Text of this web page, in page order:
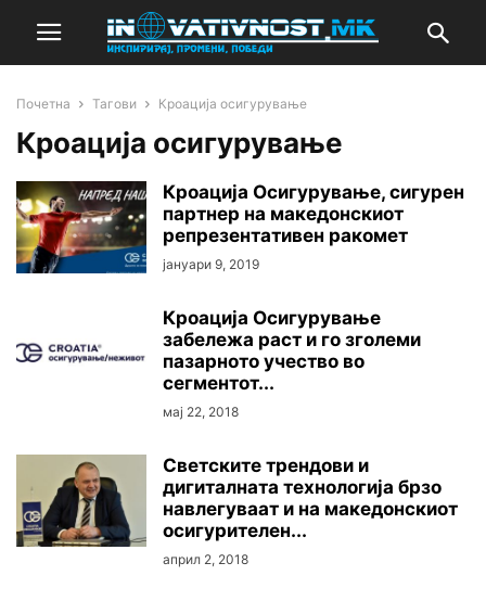
Почетна Тагови Кроација осигурување
Кроација осигурување
Кроација Осигурување, сигурен
партнер на македонскиот
репрезентативен ракомет
јануари 9, 2019
Кроација Осигурување
забележа раст и го зголеми
пазарното учество во
сегментот...
мај 22, 2018
Светските трендови и
дигиталната технологија брзо
навлегуваат и на македонскиот
осигурителен...
април 2, 2018